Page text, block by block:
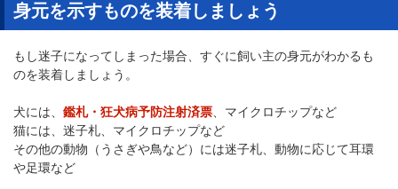
身元を示すものを装着しましょう
もし迷子になってしまった場合、すぐに飼い主の身元がわかるも
のを装着しましょう。
犬には、 鑑札・狂犬病予防注射済票、マイクロチップなど
猫には、迷子札、マイクロチップなど
その他の動物（うさぎや鳥など）には迷子札、動物に応じて耳環
や足環など